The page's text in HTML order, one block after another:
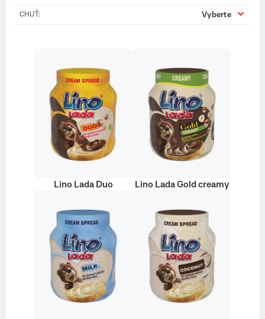
CHUŤ: Vyberte
Lino Lada Duo Lino Lada Gold creamy